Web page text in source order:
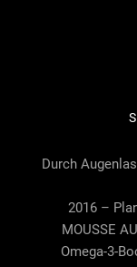
Durch
2016 –
MOUSSE
Omega-3-